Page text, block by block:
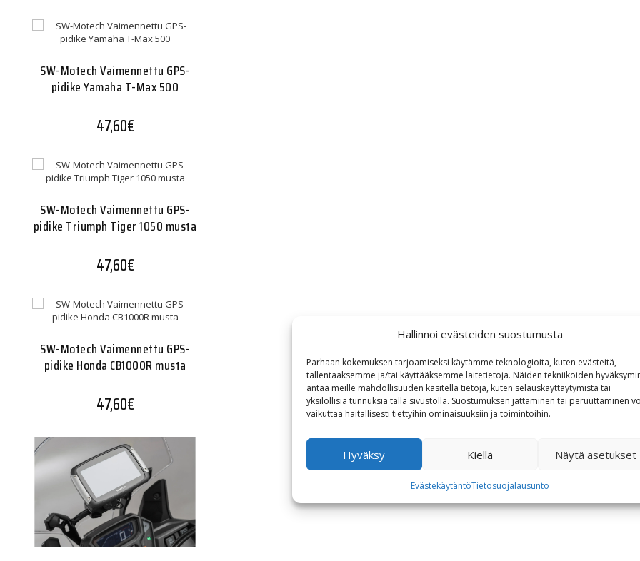
Hallinnoi evästeiden suostumusta
Parhaan kokemuksen tarjoamiseksi käytämme teknologioita, kuten evästeitä,
tallentaaksemme ja/tai käyttääksemme laitetietoja. Näiden tekniikoiden
antaa meille mahdollisuuden käsitellä tietoja, kuten selauskäyttäytymistä tai
yksilöllisiä tunnuksia tällä sivustolla. Suostumuksen jättäminen tai peruuttaminen
vaikuttaa haitallisesti tiettyihin ominaisuuksiin ja toimintoihin.
Hyväksy Kiellä Näytä asetukset
EvästekäytäntöTietosuojalausunto
SW-Motech Vaimennettu GPS-
pidike Yamaha T-Max 500
47,60€
SW-Motech Vaimennettu GPS-
pidike Triumph Tiger 1050 musta
47,60€
SW-Motech Vaimennettu GPS-
pidike Honda CB1000R musta
47,60€